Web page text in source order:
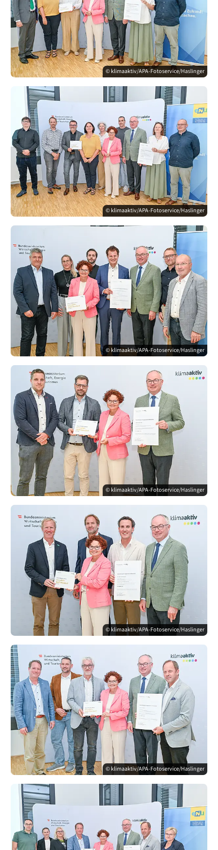
© klimaaktiv/APA-Fotoservice/Haslinger
© klimaaktiv/APA-Fotoservice/Haslinger
© klimaaktiv/APA-Fotoservice/Haslinger
© klimaaktiv/APA-Fotoservice/Haslinger
© klimaaktiv/APA-Fotoservice/Haslinger
© klimaaktiv/APA-Fotoservice/Haslinger